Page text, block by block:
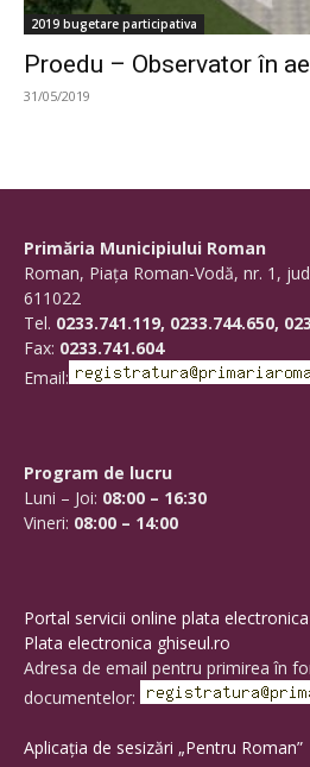
2019 bugetare participativa
Proedu – Observator în
31/05/2019
Primăria Municipiului Roman
Roman, Piaţa Roman-Vodă, nr. 1,
611022
Tel. 0233.741.119, 0233.744.650,
Fax: 0233.741.604
Email:
Program de lucru
Luni – Joi: 08:00 – 16:30
Vineri: 08:00 – 14:00
Portal servicii online plata electronica
Plata electronica ghiseul.ro
Adresa de email pentru primirea în
documentelor:
Aplicația de sesizări „Pentru Roman”